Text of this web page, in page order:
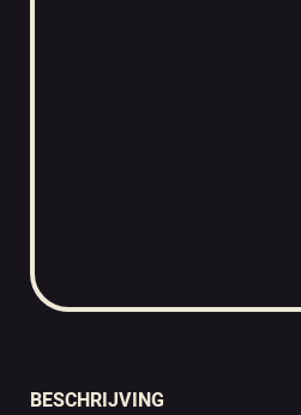
BESCHRIJVING